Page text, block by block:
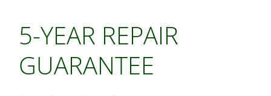
5-YEAR REPAIR
GUARANTEE